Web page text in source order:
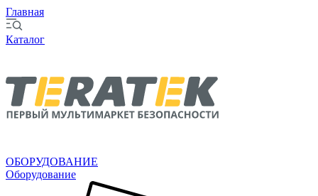
Главная
Каталог
ОБОРУДОВАНИЕ
Оборудование